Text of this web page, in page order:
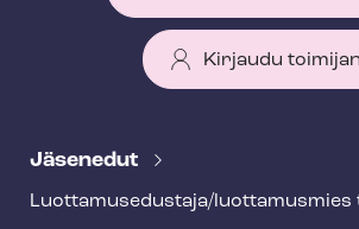
Kirjaudu
e
Jäsenedut
Luot­ta­muse­dus­ta­ja/luottamusmies